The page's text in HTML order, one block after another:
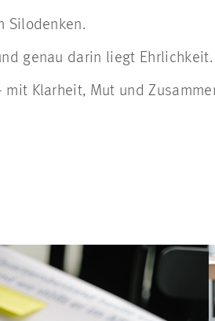
Silodenken.
genau darin liegt Ehrlichkeit.
Klarheit, Mut und